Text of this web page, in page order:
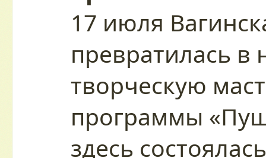
17 июля
превратилась в
творческую
программы
здесь